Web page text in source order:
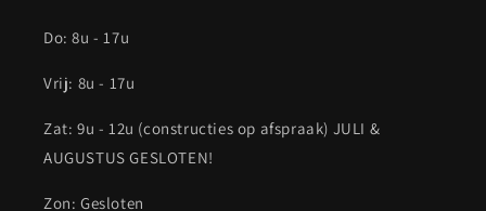
Do: 8u - 17u
Vrij: 8u - 17u
Zat: 9u - 12u (constructies op afspraak) JULI &
AUGUSTUS GESLOTEN!
Zon: Gesloten